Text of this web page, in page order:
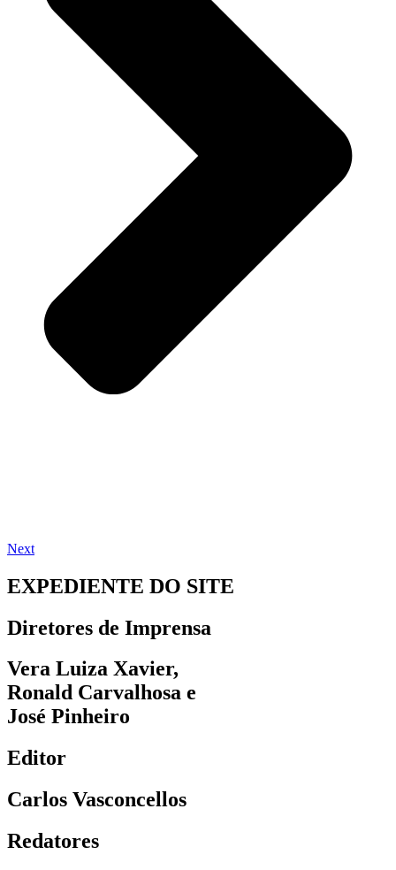
Next
EXPEDIENTE DO SITE
Diretores de Imprensa
Vera Luiza Xavier,
Ronald Carvalhosa e
José Pinheiro
Editor
Carlos Vasconcellos
Redatores